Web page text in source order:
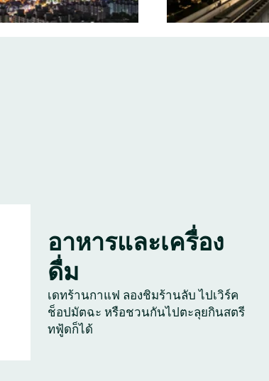
อาหารและเครื่อง
ดื่ม
เดทร้านกาแฟ ลองชิมร้านลับ ไปเวิร์ค
ช็อปมัตฉะ หรือชวนกันไปตะลุยกินสตรี
ทฟู้ดก็ได้